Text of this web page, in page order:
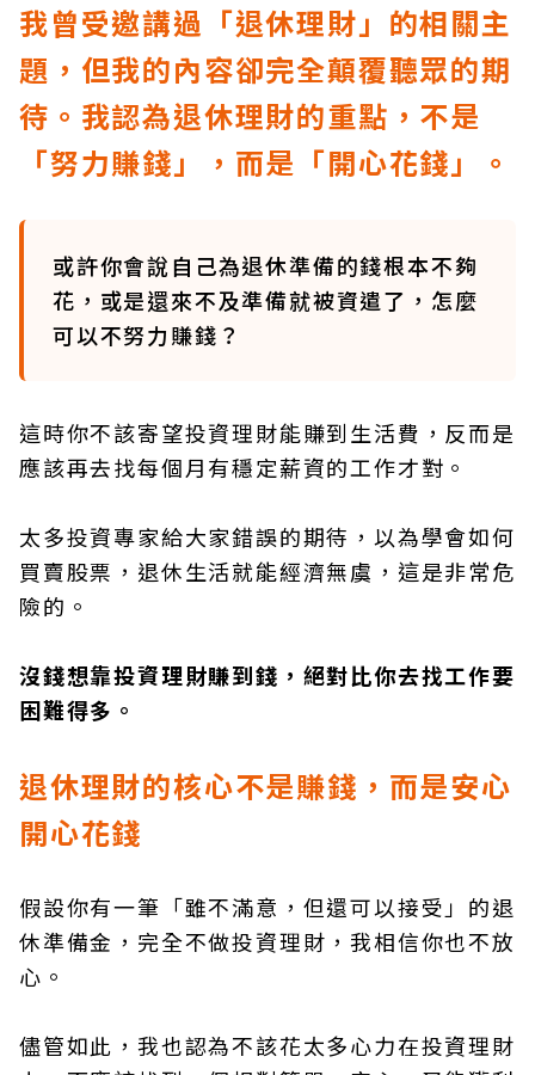
我曾受邀講過「退休理財」的相關主
題，但我的內容卻完全顛覆聽眾的期
待。我認為退休理財的重點， 不是
「努力賺錢」，而是「開心花錢」。
或許你會說自己為退休準備的錢根本不夠
花，或是還來不及準備就被資遣了，怎麼
可以不努力賺錢？
這時你不該寄望投資理財能賺到生活費，反而是
應該再去找每個月有穩定薪資的工作才對。
太多投資專家給大家錯誤的期待，以為學會如何
買賣股票，退休生活就能經濟無虞，這是非常危
險的。
沒錢想靠投資理財賺到錢，絕對比你去找工作要
困難得多。
退休理財的核心不是賺錢，而是安心
開心花錢
假設你有一筆「雖不滿意，但還可以接受」的退
休準備金，完全不做投資理財，我相信你也不放
心。
儘管如此，我也認為不該花太多心力在投資理財